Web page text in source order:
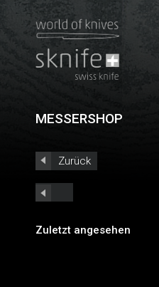
MESSERSHOP
Zurück
Zuletzt angesehen